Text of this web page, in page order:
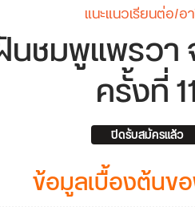
แนะแนวเรียนต่อ/อ
นชมพูแพรว
ครั้งที่
ปิดรับสมัครแล้ว
ข้อมูลเบื้องต้นข